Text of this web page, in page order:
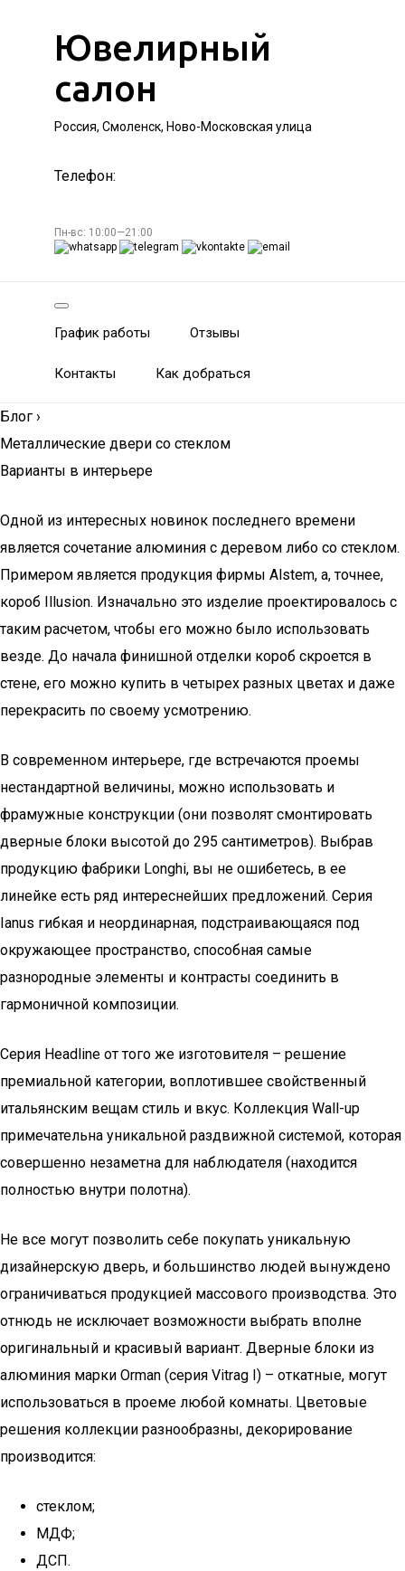
Ювелирный
салон
Россия, Смоленск, Ново-Московская улица
Телефон:
Пн-вс: 10:00—21:00
График работы Отзывы
Контакты Как добраться
Блог ›
Металлические двери со стеклом
Варианты в интерьере
Одной из интересных новинок последнего времени
является сочетание алюминия с деревом либо со стеклом.
Примером является продукция фирмы Alstem, а, точнее,
короб Illusion. Изначально это изделие проектировалось с
таким расчетом, чтобы его можно было использовать
везде. До начала финишной отделки короб скроется в
стене, его можно купить в четырех разных цветах и даже
перекрасить по своему усмотрению.
В современном интерьере, где встречаются проемы
нестандартной величины, можно использовать и
фрамужные конструкции (они позволят смонтировать
дверные блоки высотой до 295 сантиметров). Выбрав
продукцию фабрики Longhi, вы не ошибетесь, в ее
линейке есть ряд интереснейших предложений. Серия
Ianus гибкая и неординарная, подстраивающаяся под
окружающее пространство, способная самые
разнородные элементы и контрасты соединить в
гармоничной композиции.
Серия Headline от того же изготовителя – решение
премиальной категории, воплотившее свойственный
итальянским вещам стиль и вкус. Коллекция Wall-up
примечательна уникальной раздвижной системой, которая
совершенно незаметна для наблюдателя (находится
полностью внутри полотна).
Не все могут позволить себе покупать уникальную
дизайнерскую дверь, и большинство людей вынуждено
ограничиваться продукцией массового производства. Это
отнюдь не исключает возможности выбрать вполне
оригинальный и красивый вариант. Дверные блоки из
алюминия марки Orman (серия Vitrag I) – откатные, могут
использоваться в проеме любой комнаты. Цветовые
решения коллекции разнообразны, декорирование
производится:
стеклом;
МДФ;
ДСП.